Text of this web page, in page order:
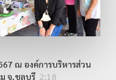
ณ องค์การบริหารส่วน
จ.ชลบุรี 2:18